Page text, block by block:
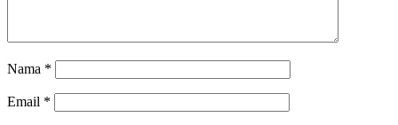
Nama *
Email *